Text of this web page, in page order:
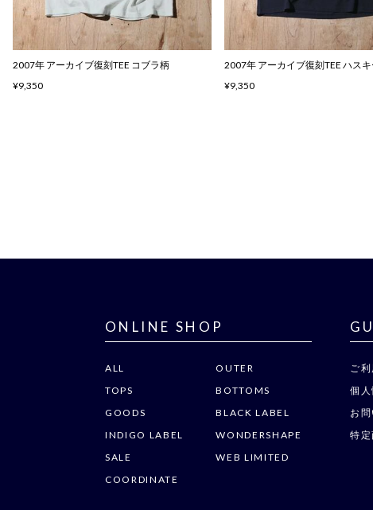
2007年 アーカイブ復刻TEE コブラ柄
¥9,350
2007年 アーカイブ復刻TEE ハス
¥9,350
ONLINE SHOP
ALL
OUTER
TOPS
BOTTOMS
GOODS
BLACK LABEL
INDIGO LABEL
WONDERSHAPE
SALE
WEB LIMITED
COORDINATE
ご
個
お
特